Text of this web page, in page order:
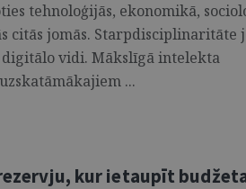
tehnoloģijās, ekonomikā,
jomās. Starpdisciplinaritāte
vidi. Mākslīgā intelekta
...
kur ietaupīt